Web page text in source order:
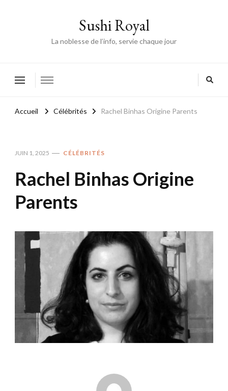
Sushi Royal
La noblesse de l’info, servie chaque jour
Accueil Célébrités Rachel Binhas Origine Parents
JUIN 1, 2025 CÉLÉBRITÉS
Rachel Binhas Origine
Parents